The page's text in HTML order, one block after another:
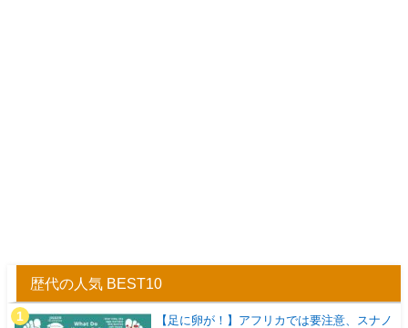
歴代の人気 BEST10
【足に卵が！】アフリカでは要注意、スナノ